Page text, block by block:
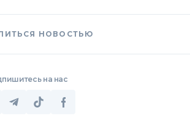
НОВОСТЬЮ
на нас